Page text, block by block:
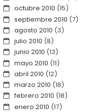
octubre 2010 (15)
septiembre 2010 (7)
agosto 2010 (3)
julio 2010 (8)
junio 2010 (13)
mayo 2010 (11)
abril 2010 (12)
marzo 2010 (18)
febrero 2010 (18)
enero 2010 (17)